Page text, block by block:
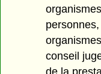
conseil
de la